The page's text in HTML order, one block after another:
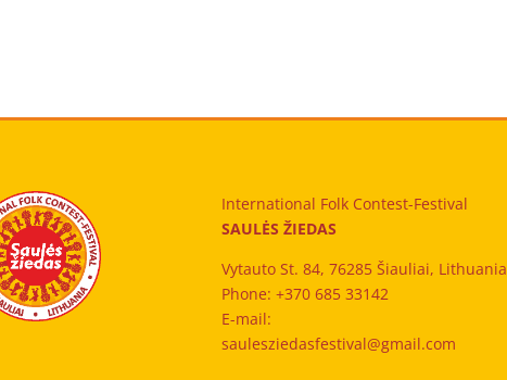
International Folk Contest-Festival
SAULĖS ŽIEDAS
Vytauto St. 84, 76285 Šiauliai, Lithuania
Phone: +370 685 33142
E-mail:
saulesziedasfestival@gmail.com